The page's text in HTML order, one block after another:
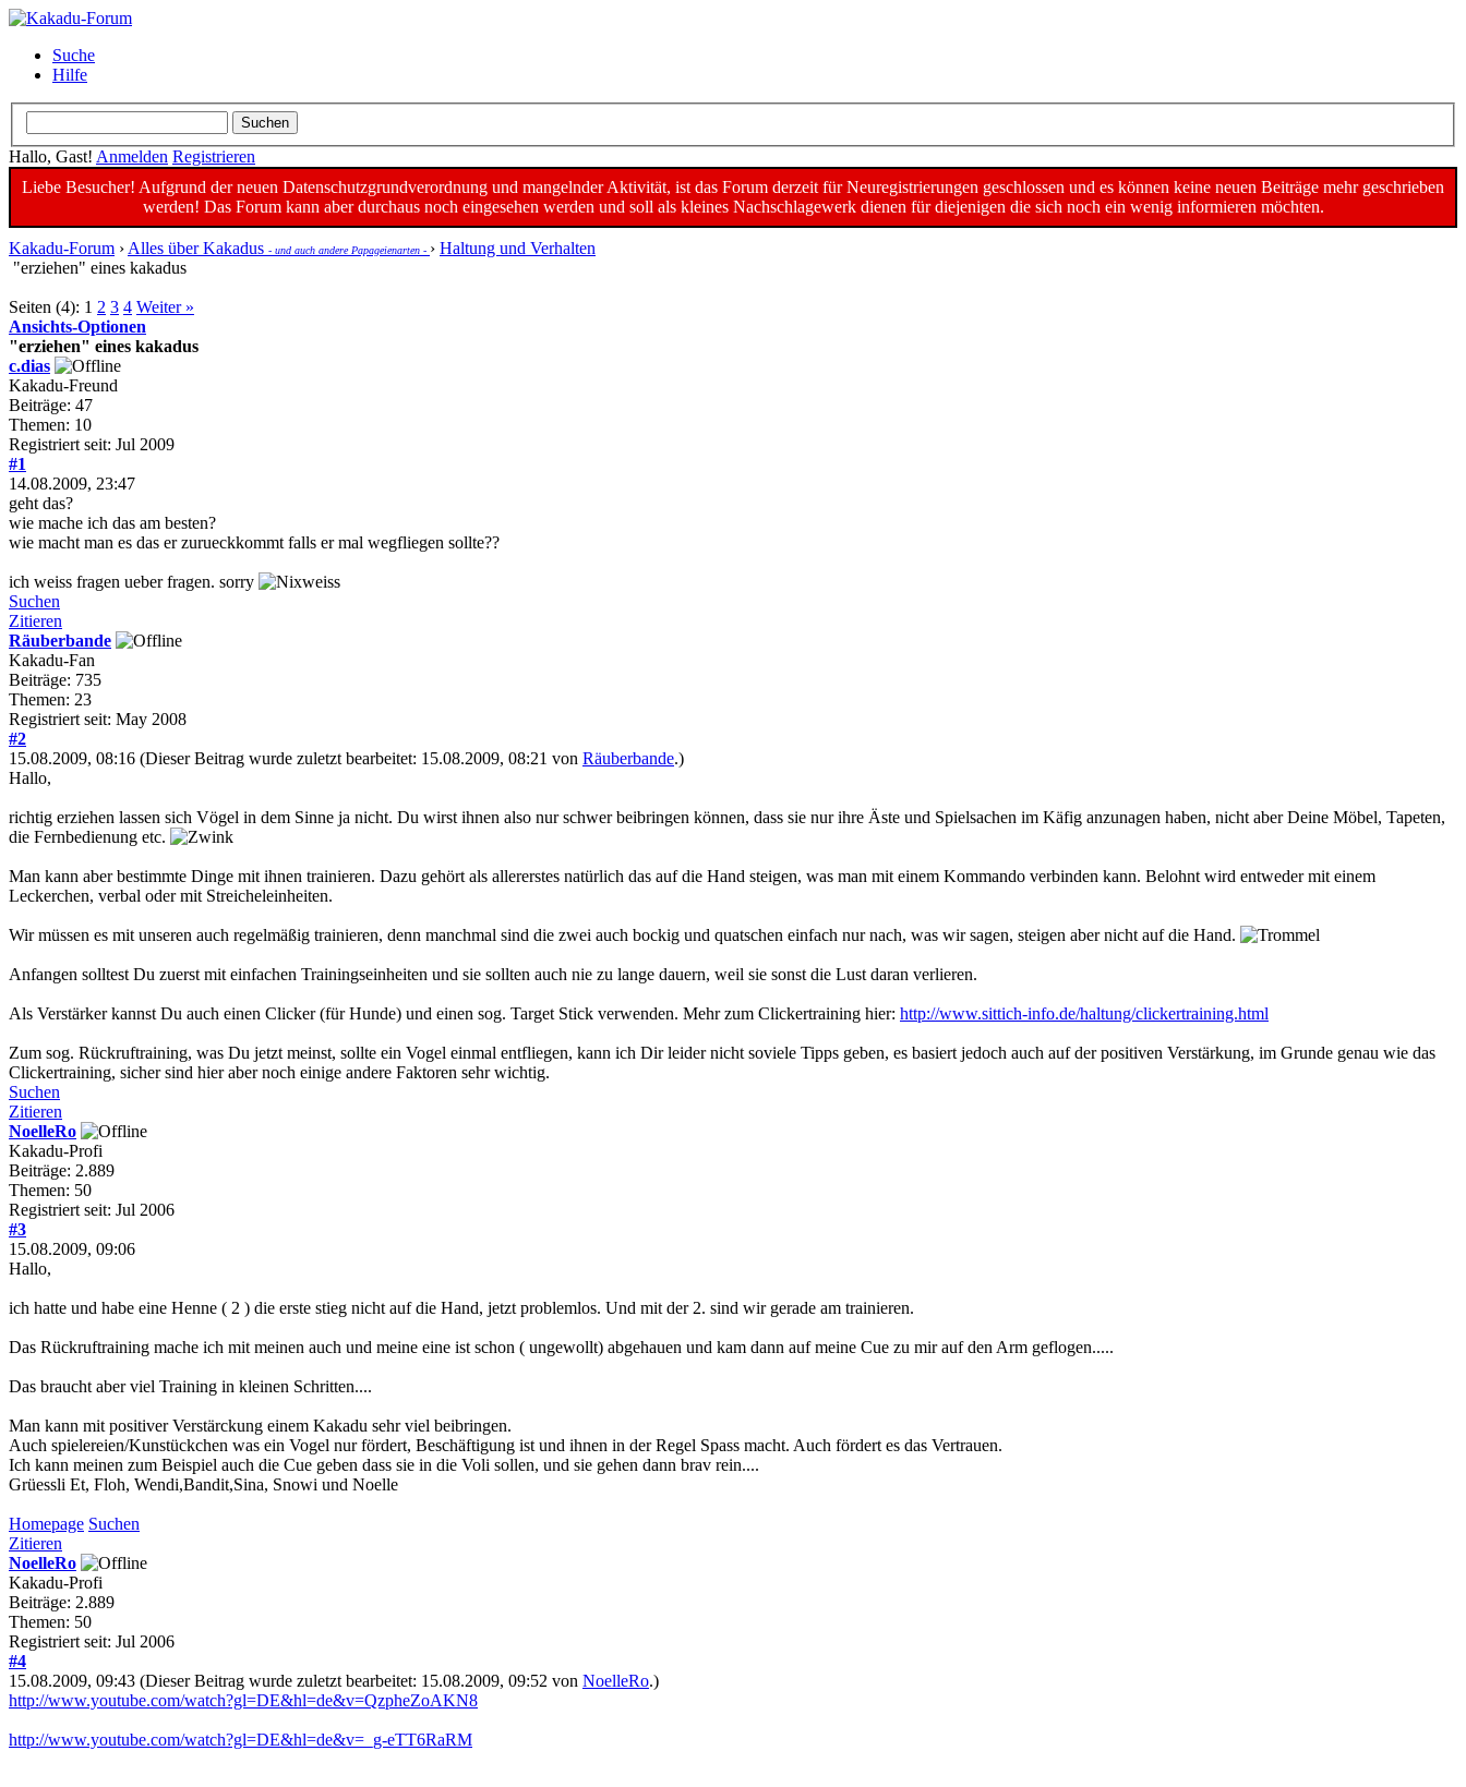
Suche
Hilfe
Hallo, Gast! Anmelden Registrieren
Liebe Besucher! Aufgrund der neuen Datenschutzgrundverordnung und mangelnder Aktivität, ist das Forum derzeit für Neuregistrierungen geschlossen und es können keine neuen Beiträge mehr geschrieben
werden! Das Forum kann aber durchaus noch eingesehen werden und soll als kleines Nachschlagewerk dienen für diejenigen die sich noch ein wenig informieren möchten.
Kakadu-Forum › Alles über Kakadus - und auch andere Papageienarten - › Haltung und Verhalten
"erziehen" eines kakadus
Seiten (4): 1 2 3 4 Weiter »
Ansichts-Optionen
"erziehen" eines kakadus
c.dias
Kakadu-Freund
Beiträge: 47
Themen: 10
Registriert seit: Jul 2009
#1
14.08.2009, 23:47
geht das?
wie mache ich das am besten?
wie macht man es das er zurueckkommt falls er mal wegfliegen sollte??
ich weiss fragen ueber fragen. sorry
Suchen
Zitieren
Räuberbande
Kakadu-Fan
Beiträge: 735
Themen: 23
Registriert seit: May 2008
#2
15.08.2009, 08:16 (Dieser Beitrag wurde zuletzt bearbeitet: 15.08.2009, 08:21 von Räuberbande.)
Hallo,
richtig erziehen lassen sich Vögel in dem Sinne ja nicht. Du wirst ihnen also nur schwer beibringen können, dass sie nur ihre Äste und Spielsachen im Käfig anzunagen haben, nicht aber Deine Möbel, Tapeten,
die Fernbedienung etc.
Man kann aber bestimmte Dinge mit ihnen trainieren. Dazu gehört als allererstes natürlich das auf die Hand steigen, was man mit einem Kommando verbinden kann. Belohnt wird entweder mit einem
Leckerchen, verbal oder mit Streicheleinheiten.
Wir müssen es mit unseren auch regelmäßig trainieren, denn manchmal sind die zwei auch bockig und quatschen einfach nur nach, was wir sagen, steigen aber nicht auf die Hand.
Anfangen solltest Du zuerst mit einfachen Trainingseinheiten und sie sollten auch nie zu lange dauern, weil sie sonst die Lust daran verlieren.
Als Verstärker kannst Du auch einen Clicker (für Hunde) und einen sog. Target Stick verwenden. Mehr zum Clickertraining hier: http://www.sittich-info.de/haltung/clickertraining.html
Zum sog. Rückruftraining, was Du jetzt meinst, sollte ein Vogel einmal entfliegen, kann ich Dir leider nicht soviele Tipps geben, es basiert jedoch auch auf der positiven Verstärkung, im Grunde genau wie das
Clickertraining, sicher sind hier aber noch einige andere Faktoren sehr wichtig.
Suchen
Zitieren
NoelleRo
Kakadu-Profi
Beiträge: 2.889
Themen: 50
Registriert seit: Jul 2006
#3
15.08.2009, 09:06
Hallo,
ich hatte und habe eine Henne ( 2 ) die erste stieg nicht auf die Hand, jetzt problemlos. Und mit der 2. sind wir gerade am trainieren.
Das Rückruftraining mache ich mit meinen auch und meine eine ist schon ( ungewollt) abgehauen und kam dann auf meine Cue zu mir auf den Arm geflogen.....
Das braucht aber viel Training in kleinen Schritten....
Man kann mit positiver Verstärckung einem Kakadu sehr viel beibringen.
Auch spielereien/Kunstückchen was ein Vogel nur fördert, Beschäftigung ist und ihnen in der Regel Spass macht. Auch fördert es das Vertrauen.
Ich kann meinen zum Beispiel auch die Cue geben dass sie in die Voli sollen, und sie gehen dann brav rein....
Grüessli Et, Floh, Wendi,Bandit,Sina, Snowi und Noelle
Homepage Suchen
Zitieren
NoelleRo
Kakadu-Profi
Beiträge: 2.889
Themen: 50
Registriert seit: Jul 2006
#4
15.08.2009, 09:43 (Dieser Beitrag wurde zuletzt bearbeitet: 15.08.2009, 09:52 von NoelleRo.)
http://www.youtube.com/watch?gl=DE&hl=de&v=QzpheZoAKN8
http://www.youtube.com/watch?gl=DE&hl=de&v=_g-eTT6RaRM